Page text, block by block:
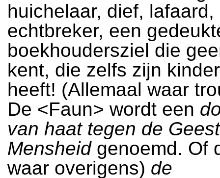
huichelaar, dief,
echtbreker, een
boekhoudersziel die
kent, die zelfs zijn
heeft! (Allemaal waar
De <Faun> wordt een
van haat tegen de
Mensheidgenoemd. Of
waar overigens) de